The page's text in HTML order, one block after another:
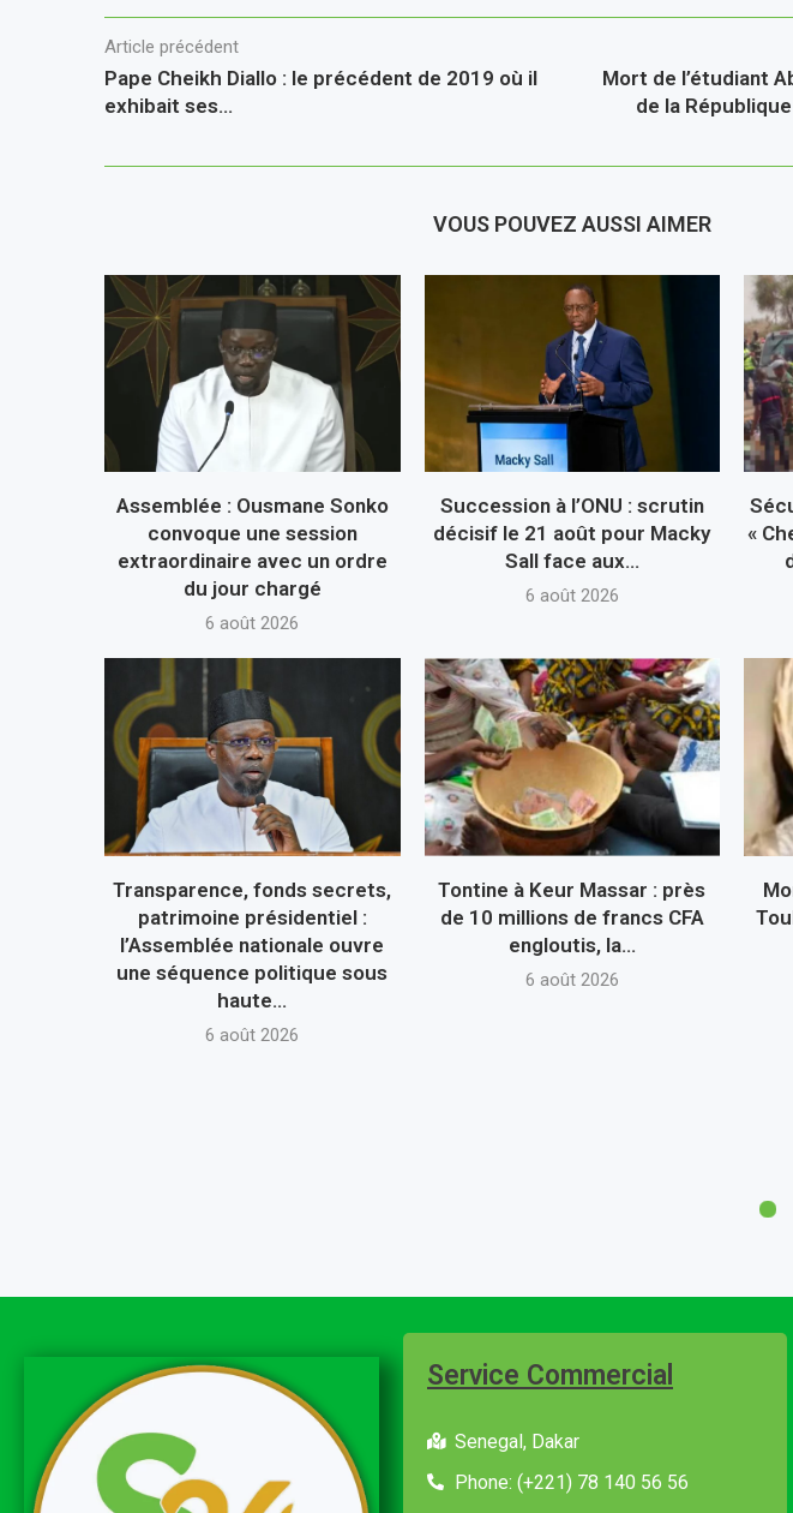
Article précédent
Pape Cheikh Diallo : le précédent de 2019 où il
exhibait ses…
Mort de l’étudiant
de la
VOUS POUVEZ AUSSI AIMER
Assemblée : Ousmane Sonko
convoque une session
extraordinaire avec un ordre
du jour chargé
6 août 2026
Succession à l’ONU : scrutin
décisif le 21 août pour Macky
Sall face aux...
6 août 2026
«
Transparence, fonds secrets,
patrimoine présidentiel :
l’Assemblée nationale ouvre
une séquence politique sous
haute...
6 août 2026
Tontine à Keur Massar : près
de 10 millions de francs CFA
engloutis, la...
6 août 2026
Service Commercial
Senegal, Dakar
Phone: (+221) 78 140 56 56